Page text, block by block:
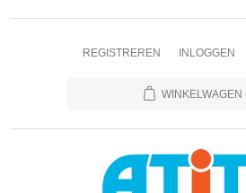
REGISTREREN INLOGGEN
WINKELWAGEN